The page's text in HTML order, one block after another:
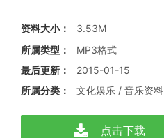
资料大小：
3.53M
所属类型：
MP3格式
最后更新：
2015-01-15
所属分类：
文化娱乐 / 音乐资料
点击下载